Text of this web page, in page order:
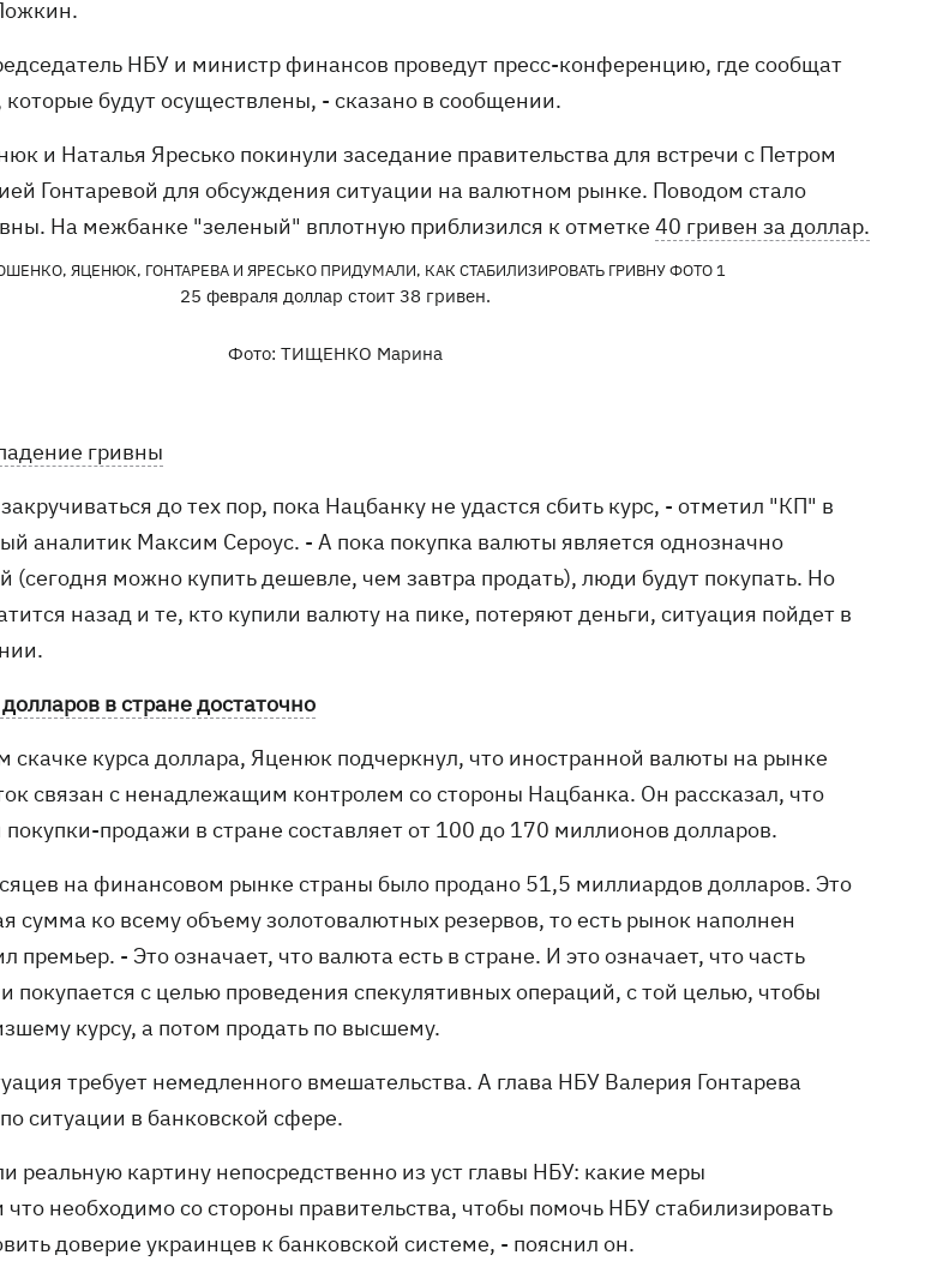
НБУ и министр финансов проведут пресс-конференцию, где сообщат
будут осуществлены, - сказано в сообщении.
и Наталья Яресько покинули заседание правительства для встречи с Петром
Гонтаревой для обсуждения ситуации на валютном рынке. Поводом стало
На межбанке "зеленый" вплотную приблизился к отметке 40 гривен за доллар.
25 февраля доллар стоит 38 гривен.
Фото: ТИЩЕНКО Марина
гривны
до тех пор, пока Нацбанку не удастся сбить курс, - отметил "КП" в
аналитик Максим Сероус. - А пока покупка валюты является однозначно
(сегодня можно купить дешевле, чем завтра продать), люди будут покупать. Но
назад и те, кто купили валюту на пике, потеряют деньги, ситуация пойдет в
в стране достаточно
скачке курса доллара, Яценюк подчеркнул, что иностранной валюты на рынке
связан с ненадлежащим контролем со стороны Нацбанка. Он рассказал, что
продажи в стране составляет от 100 до 170 миллионов долларов.
на финансовом рынке страны было продано 51,5 миллиардов долларов. Это
сумма ко всему объему золотовалютных резервов, то есть рынок наполнен
премьер. - Это означает, что валюта есть в стране. И это означает, что часть
покупается с целью проведения спекулятивных операций, с той целью, чтобы
курсу, а потом продать по высшему.
требует немедленного вмешательства. А глава НБУ Валерия Гонтарева
ситуации в банковской сфере.
реальную картину непосредственно из уст главы НБУ: какие меры
необходимо со стороны правительства, чтобы помочь НБУ стабилизировать
доверие украинцев к банковской системе, - пояснил он.